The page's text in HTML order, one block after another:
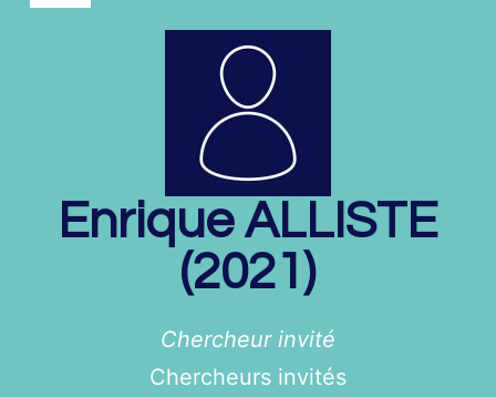
EnriqueALLISTE
(2021)
Chercheur invité
Chercheurs invités